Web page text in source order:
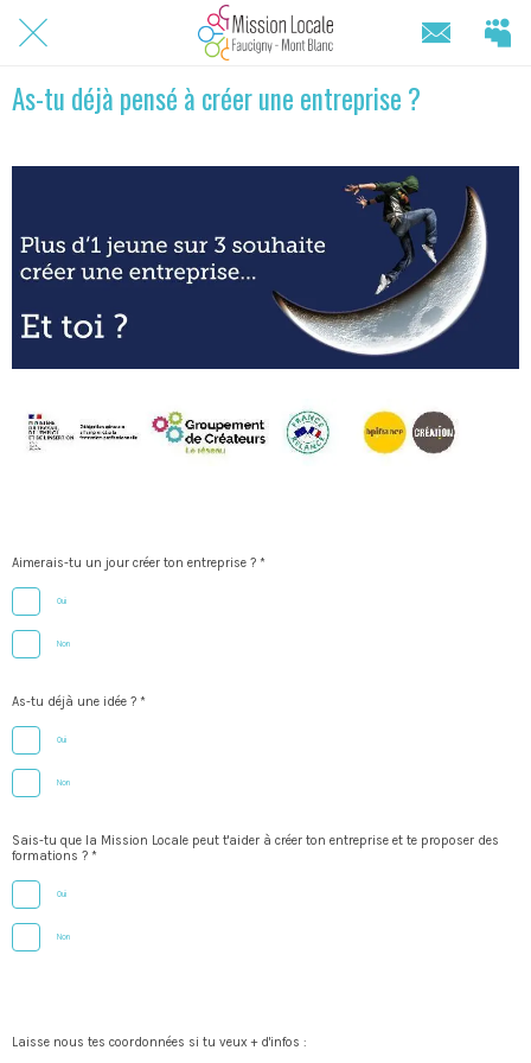
As-tu déjà pensé à créer une entreprise ?
Aimerais-tu un jour créer ton entreprise ? *
Oui
Non
As-tu déjà une idée ? *
Oui
Non
Sais-tu que la Mission Locale peut t'aider à créer ton entreprise et te proposer des
formations ? *
Oui
Non
Laisse nous tes coordonnées si tu veux + d'infos :